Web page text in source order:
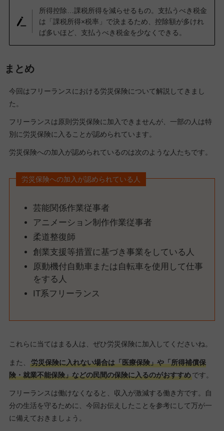
所得控除…課税所得を減らせるもの。支払うべき税金
は「課税所得×税率」で決まるため、控除額が多けれ
ば多いほど、支払うべき税金を少なくできる。
まとめ
今回はフリーランスにおける労災保険について解説してきまし
た。
フリーランスは原則労災保険に加入できませんが、一部の人は特
別に労災保険に入ることが認められています。
労災保険への加入が認められているのは次のような人たちです。
労災保険への加入が認められている人
芸能関係作業従事者
アニメーション制作作業従事者
柔道整復師
創業支援等措置に基づき事業をしている人
原動機付自動車または自転車を使用して仕事
をする人
IT系フリーランス
これらに当てはまる人は、ぜひ労災保険に加入してくださいね。
また、
労災保険に入れない場合は「医療保険」や「所得補償保
険・就業不能保険」などの民間の保険に入るのがおすすめです。
フリーランスは働けなくなると、収入が激減する働き方です。自
分の生活を守るために、今回お伝えしたことを参考にして万が一
に備えておきましょう。